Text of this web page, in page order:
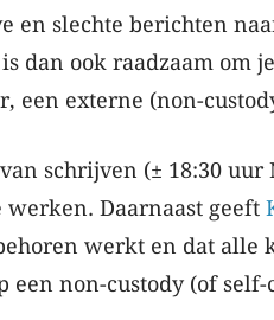
en slechte berichten
dan ook raadzaam om
een externe (non-
schrijven (± 18:30
werken. Daarnaast geeft
werkt en dat alle
een non-custody (of